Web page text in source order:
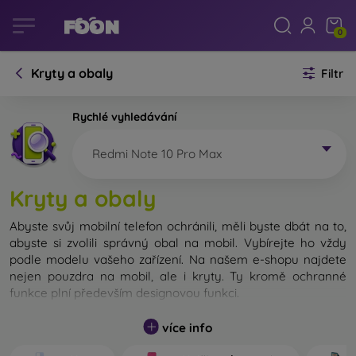
0
Kryty a obaly Filtr
Rychlé vyhledávání
Redmi Note 10 Pro Max
Kryty a obaly
Abyste svůj mobilní telefon ochránili, měli byste dbát na to,
abyste si zvolili správný obal na mobil. Vybírejte ho vždy
podle modelu vašeho zařízení. Na našem e-shopu najdete
nejen pouzdra na mobil, ale i kryty. Ty kromě ochranné
funkce plní především designovou funkci.
Kryt na mobil můžeme také nazvat zadní kryt. Je určen na
ochranu zadní části telefonu. Jednotlivé kryty na mobil se
více info